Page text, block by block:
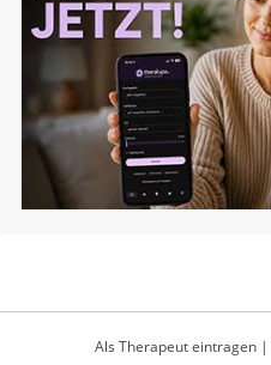
Als Therapeut eintragen|